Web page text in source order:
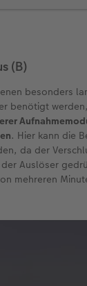
(B)
besonders
benötigt
. Hier kann die
da der
Auslöser
mehreren